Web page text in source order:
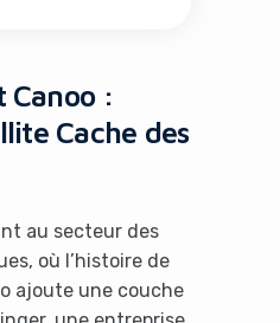
Canoo :
Cache des
au secteur des
où l’histoire de
ajoute une couche